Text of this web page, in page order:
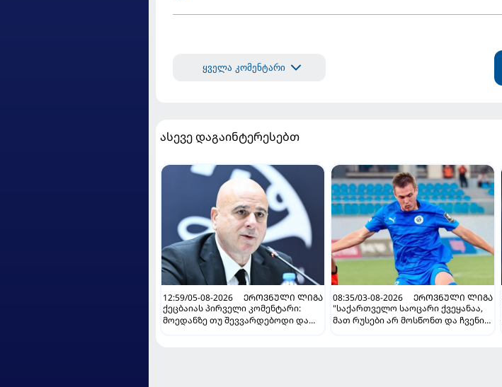
ყველა კომენტარი
ასევე დაგაინტერესებთ
12:59/05-08-2026
ᲔᲠᲝᲕᲜᲣᲚᲘ ᲚᲘᲒᲐ
ქეცბაიას პირველი კომენტარი:
მოედანზე თუ შევვარდებოდი და
08:35/03-08-2026
ᲔᲠᲝᲕᲜᲣᲚᲘ ᲚᲘᲒᲐ
"საქართველო საოცარი ქვეყანაა,
მათ რუსები არ მოსწონთ და ჩვენი